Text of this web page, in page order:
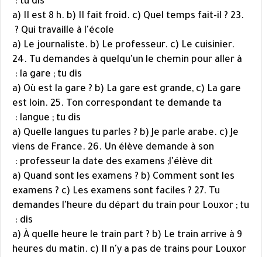
a) II est 8 h. b) II fait froid. c) Quel temps fait-il ? 23.
Qui travaille à l'école ?
a) Le journaliste. b) Le professeur. c) Le cuisinier.
24. Tu demandes à quelqu'un le chemin pour aller à
la gare ; tu dis :
a) Où est la gare ? b) La gare est grande, c) La gare
est loin. 25. Ton correspondant te demande ta
langue ; tu dis :
a) Quelle langues tu parles ? b) Je parle arabe. c) Je
viens de France. 26. Un élève demande à son
professeur la date des examens ;l'élève dit :
a) Quand sont les examens ? b) Comment sont les
examens ? c) Les examens sont faciles ? 27. Tu
demandes l'heure du départ du train pour Louxor ; tu
dis :
a) À quelle heure le train part ? b) Le train arrive à 9
heures du matin. c) II n'y a pas de trains pour Louxor